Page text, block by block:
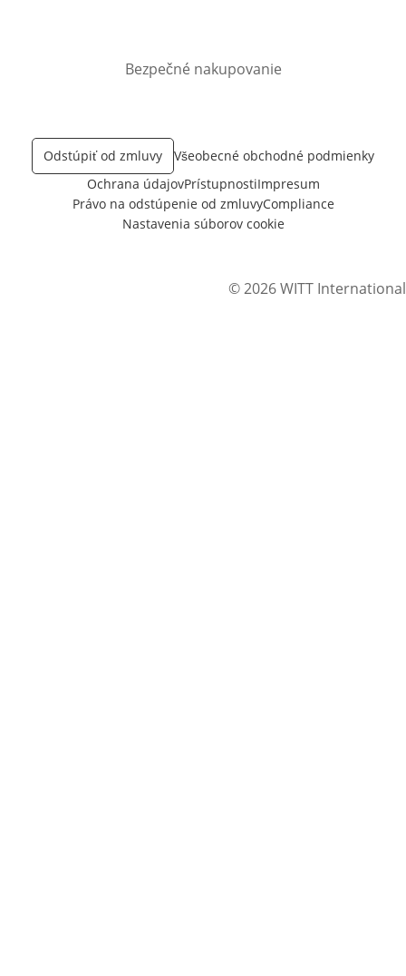
Bezpečné nakupovanie
Odstúpiť od zmluvy
Všeobecné obchodné podmienky
Ochrana údajovPrístupnostiImpresum
Právo na odstúpenie od zmluvyCompliance
Nastavenia súborov cookie
© 2026 WITT International